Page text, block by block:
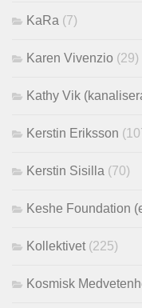
KaRa (7)
Karen Vivenzio (29)
Kathy Vik
Kerstin Eriksson
Kerstin Sisilla (70)
Keshe Foundation
Kollektivet (225)
Kosmisk